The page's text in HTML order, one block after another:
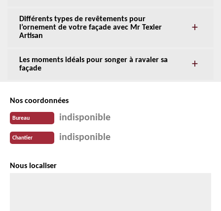
Différents types de revêtements pour
l’ornement de votre façade avec Mr Texier
Artisan
Les moments idéals pour songer à ravaler sa
façade
Nos coordonnées
Bureau indisponible
Chantier indisponible
Nous localiser